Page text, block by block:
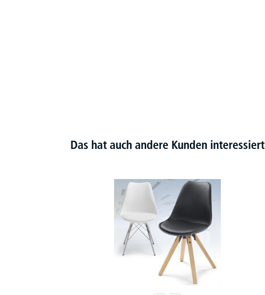
Das hat auch andere Kunden interessiert